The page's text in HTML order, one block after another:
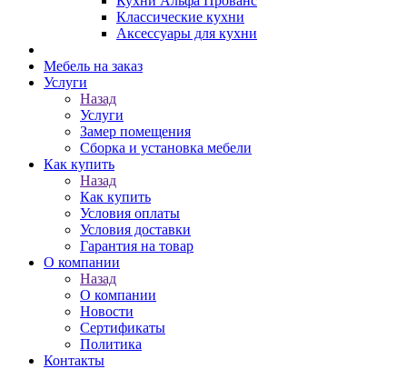
Классические кухни
Аксессуары для кухни
Мебель на заказ
Услуги
Назад
Услуги
Замер помещения
Сборка и установка мебели
Как купить
Назад
Как купить
Условия оплаты
Условия доставки
Гарантия на товар
О компании
Назад
О компании
Новости
Сертификаты
Политика
Контакты